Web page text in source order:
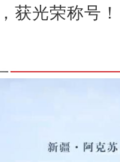
获光荣称号！
是个好地方·四季